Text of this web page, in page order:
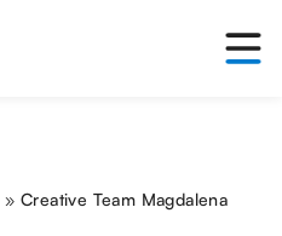
»Creative Team Magdalena